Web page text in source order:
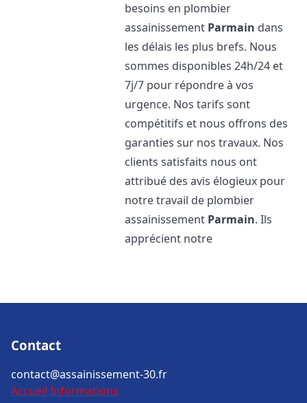
besoins en plombier
assainissement Parmain dans
les délais les plus brefs. Nous
sommes disponibles 24h/24 et
7j/7 pour répondre à vos
urgence. Nos tarifs sont
compétitifs et nous offrons des
garanties sur nos travaux. Nos
clients satisfaits nous ont
attribué des avis élogieux pour
notre travail de plombier
assainissement Parmain. Ils
apprécient notre
Contact
contact@assainissement-30.fr
Accueil Informations